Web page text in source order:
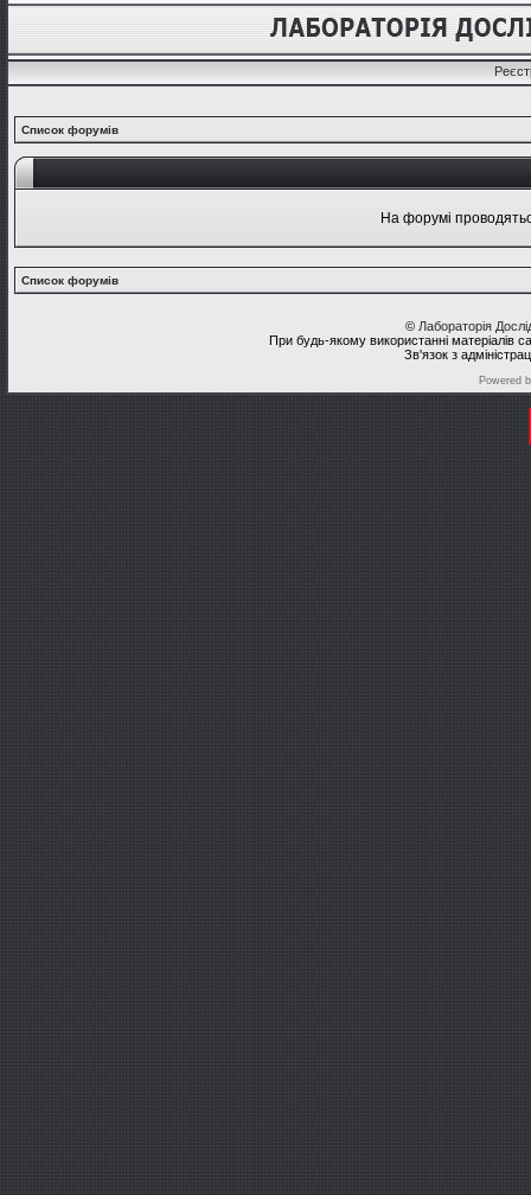
Список форумів
На форумі
Список форумів
© Лабораторія
При будь-якому використанні матеріалів
Зв'язок з
Powered